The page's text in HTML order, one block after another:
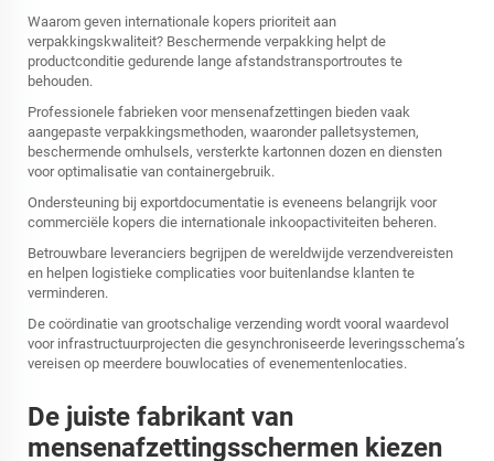
Waarom geven internationale kopers prioriteit aan
verpakkingskwaliteit? Beschermende verpakking helpt de
productconditie gedurende lange afstandstransportroutes te
behouden.
Professionele fabrieken voor mensenafzettingen bieden vaak
aangepaste verpakkingsmethoden, waaronder palletsystemen,
beschermende omhulsels, versterkte kartonnen dozen en diensten
voor optimalisatie van containergebruik.
Ondersteuning bij exportdocumentatie is eveneens belangrijk voor
commerciële kopers die internationale inkoopactiviteiten beheren.
Betrouwbare leveranciers begrijpen de wereldwijde verzendvereisten
en helpen logistieke complicaties voor buitenlandse klanten te
verminderen.
De coördinatie van grootschalige verzending wordt vooral waardevol
voor infrastructuurprojecten die gesynchroniseerde leveringsschema’s
vereisen op meerdere bouwlocaties of evenementenlocaties.
De juiste fabrikant van
mensenafzettingsschermen kiezen